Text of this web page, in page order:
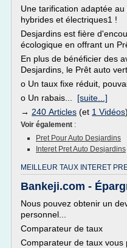
Une tarification adaptée
hybrides et électriques1 !
Desjardins est fière
écologique en offrant un
En plus de bénéficier des
Desjardins, le Prêt auto
o Un taux fixe réduit,
o Un rabais... [suite...]
→ 240 Articles (et 1 Vidéos
Voir également :
Pret Pour Auto Desjardins
Interet Pret Auto Desjardins
MEILLEUR TAUX INTERET
Bankeji.com -
Nous pouvez obtenir un
personnel...
Comparateur de taux
Comparateur de taux vous